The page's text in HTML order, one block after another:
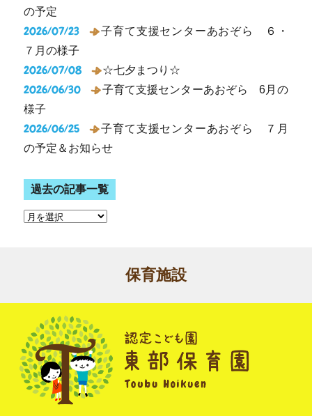
の予定
2026/07/23
子育て支援センターあおぞら ６・
７月の様子
2026/07/08 ☆七夕まつり☆
2026/06/30
子育て支援センターあおぞら 6月の
様子
2026/06/25
子育て支援センターあおぞら ７月
の予定＆お知らせ
過去の記事一覧
保育施設